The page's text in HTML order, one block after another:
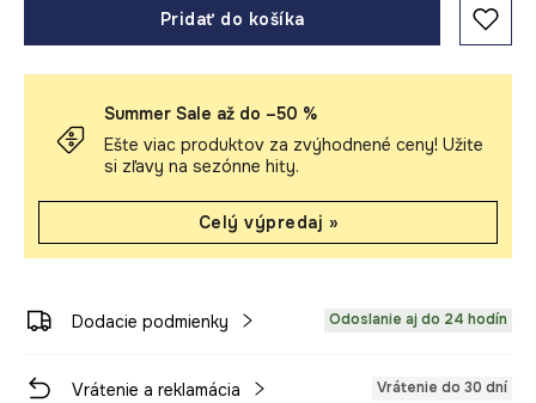
Pridať do košíka
Summer Sale až do –50 %
Ešte viac produktov za zvýhodnené ceny! Užite
si zľavy na sezónne hity.
Celý výpredaj »
Dodacie podmienky Odoslanie aj do 24 hodín
Vrátenie a reklamácia Vrátenie do 30 dní